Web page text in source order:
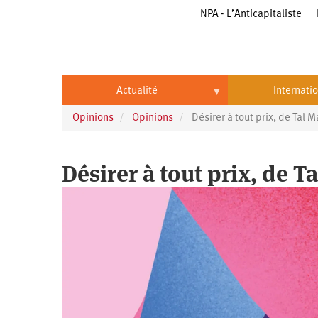
NPA - L’Anticapitaliste
Actualité
Actualité
Entreprises
International
Chine
États-
Unis
Continents
Afrique
Opinions Opinions Désirer à tout prix, de Tal
Désirer à tout prix, de